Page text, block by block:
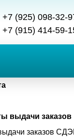
+7 (925) 098-32-
+7 (915) 414-59-
выдачи заказов
заказов